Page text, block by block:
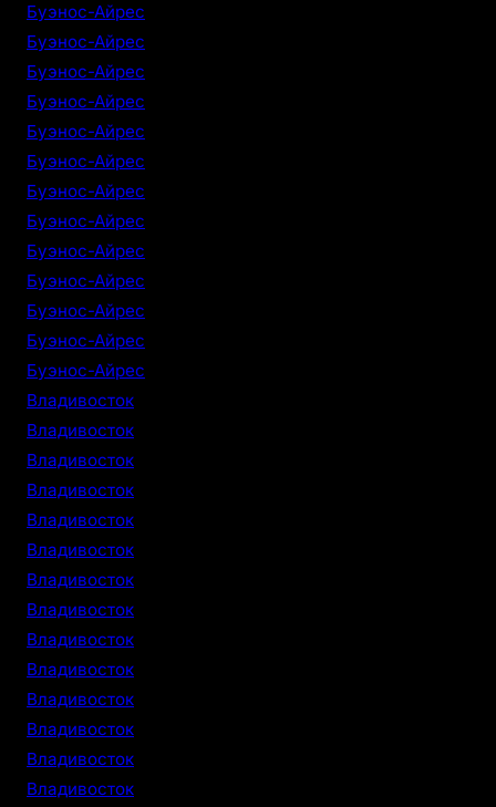
Буэнос-Айрес
Буэнос-Айрес
Буэнос-Айрес
Буэнос-Айрес
Буэнос-Айрес
Буэнос-Айрес
Буэнос-Айрес
Буэнос-Айрес
Буэнос-Айрес
Буэнос-Айрес
Буэнос-Айрес
Буэнос-Айрес
Буэнос-Айрес
Владивосток
Владивосток
Владивосток
Владивосток
Владивосток
Владивосток
Владивосток
Владивосток
Владивосток
Владивосток
Владивосток
Владивосток
Владивосток
Владивосток